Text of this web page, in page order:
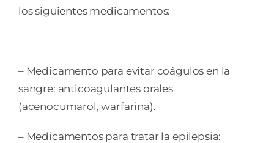
los siguientes medicamentos:
– Medicamento para evitar coágulos en la
sangre: anticoagulantes orales
(acenocumarol, warfarina).
– Medicamentos para tratar la epilepsia: